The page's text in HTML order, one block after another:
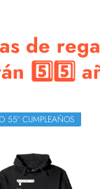
de
5️⃣5️⃣
55º CUMPLEAÑOS